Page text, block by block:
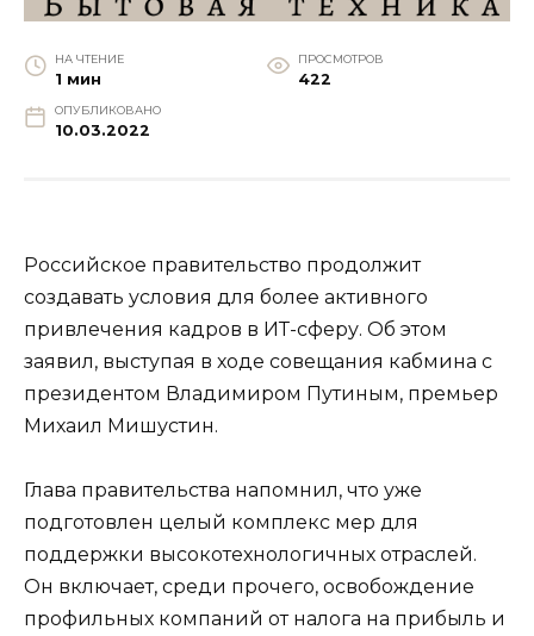
НА ЧТЕНИЕ
1 мин
ПРОСМОТРОВ
422
ОПУБЛИКОВАНО
10.03.2022
Российское правительство продолжит
создавать условия для более активного
привлечения кадров в ИТ-сферу. Об этом
заявил, выступая в ходе совещания кабмина с
президентом Владимиром Путиным, премьер
Михаил Мишустин.
Глава правительства напомнил, что уже
подготовлен целый комплекс мер для
поддержки высокотехнологичных отраслей.
Он включает, среди прочего, освобождение
профильных компаний от налога на прибыль и